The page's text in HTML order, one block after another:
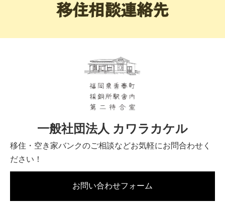
移住相談連絡先
一般社団法人 カワラカケル
移住・空き家バンクのご相談などお気軽にお問合わせく
ださい！
お問い合わせフォーム